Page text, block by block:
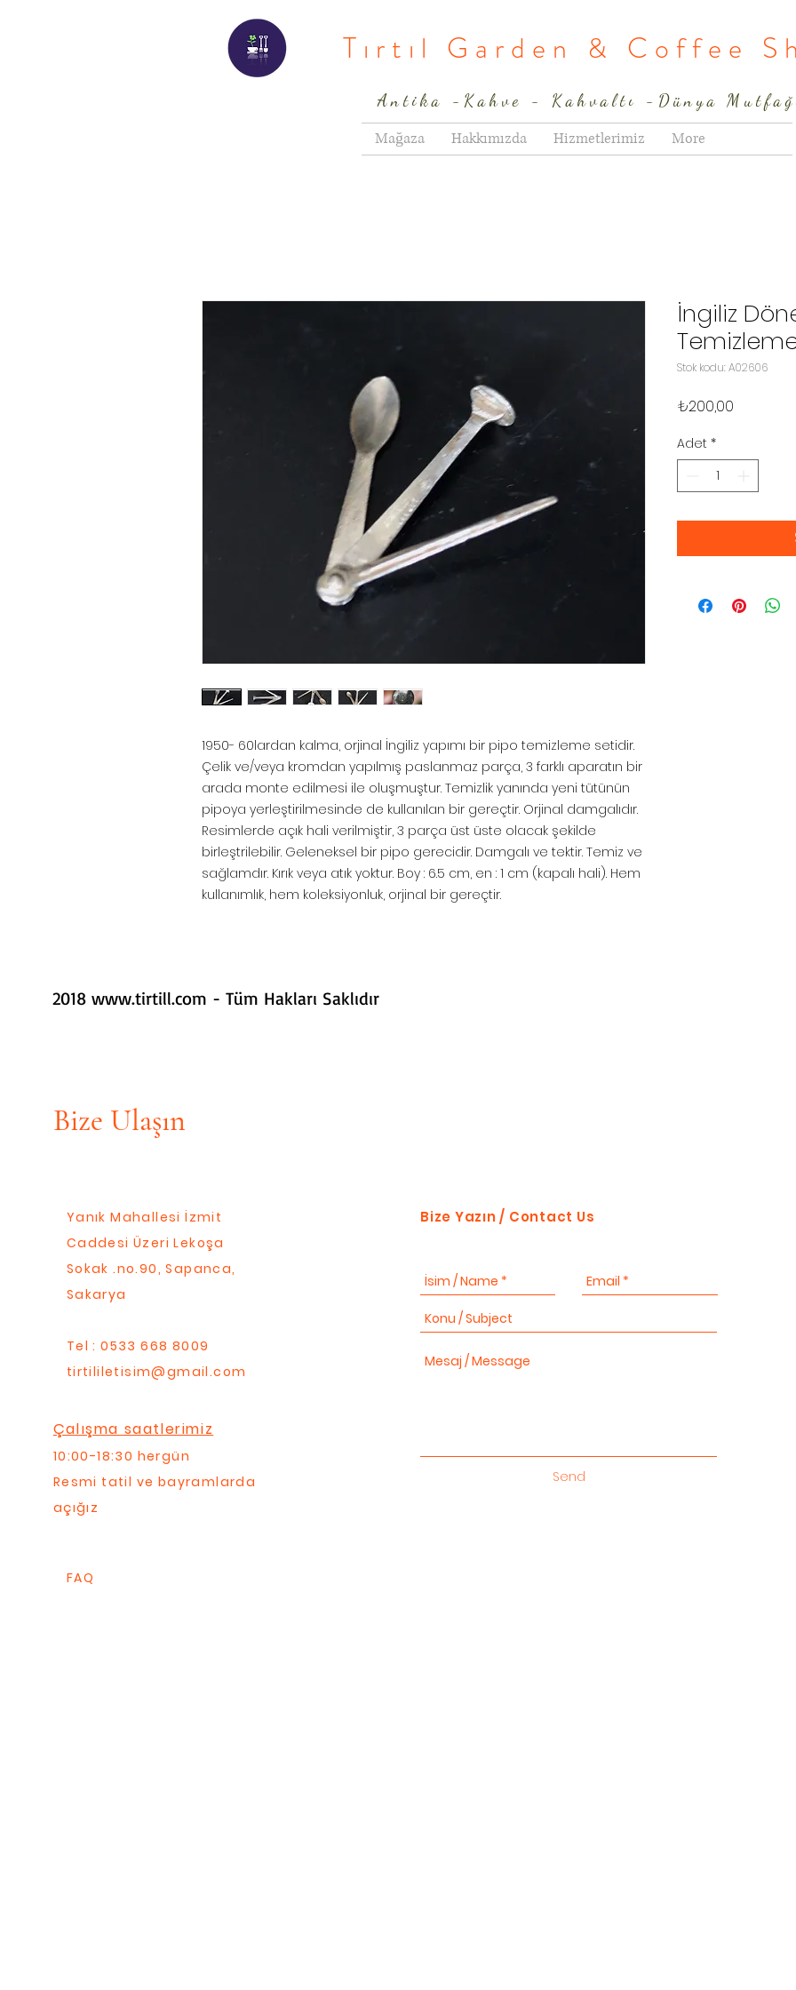
Tırtıl Garden & Coffee
Antika -Kahve - Kahvaltı -Dünya
Mağaza
Hakkımızda Hizmetlerimiz More
1950- 60lardan kalma, orjinal İngiliz yapımı bir pipo temizleme setidir.
Çelik ve/veya kromdan yapılmış paslanmaz parça, 3 farklı aparatın bir
arada monte edilmesi ile oluşmuştur. Temizlik yanında yeni tütünün
pipoya yerleştirilmesinde de kullanılan bir gereçtir. Orjinal damgalıdır.
Resimlerde açık hali verilmiştir, 3 parça üst üste olacak şekilde
birleştrilebilir. Geleneksel bir pipo gerecidir. Damgalı ve tektir. Temiz ve
sağlamdır. Kırık veya atık yoktur. Boy : 6.5 cm, en : 1 cm (kapalı hali). Hem
kullanımlık, hem koleksiyonluk, orjinal bir gereçtir.
İngiliz
Stok kodu: A02606
₺200,00
Adet *
2018 www.tirtill.com - Tüm Hakları Saklıdır
Bize Ulaşın
Yanık Mahallesi İzmit
Caddesi Üzeri Lekoşa
Sokak .no.90, Sapanca,
Sakarya
Tel : 0533 668 8009
tirtililetisim@gmail.com
Çalışma saatlerimiz
10:00-18:30 hergün
Resmi tatil ve bayramlarda
açığız
FAQ
Bize Yazın / Contact Us
Send